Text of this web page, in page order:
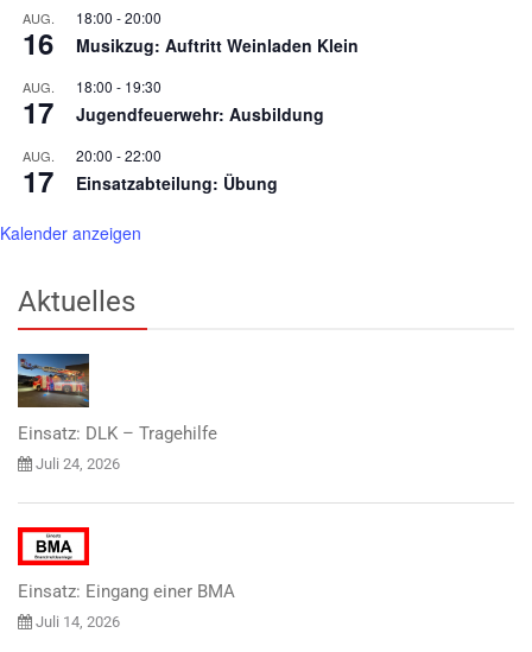
AUG.
16
18:00 -20:00
Musikzug: Auftritt Weinladen Klein
AUG.
17
18:00 - 19:30
Jugendfeuerwehr: Ausbildung
AUG.
17
20:00 -22:00
Einsatzabteilung: Übung
Kalender anzeigen
Aktuelles
Einsatz: DLK – Tragehilfe
Juli 24, 2026
Einsatz: Eingang einer BMA
Juli 14, 2026